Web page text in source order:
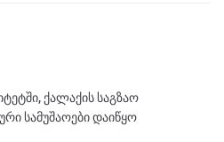
ქალაქის საგზაო
სამუშაოები დაიწყო